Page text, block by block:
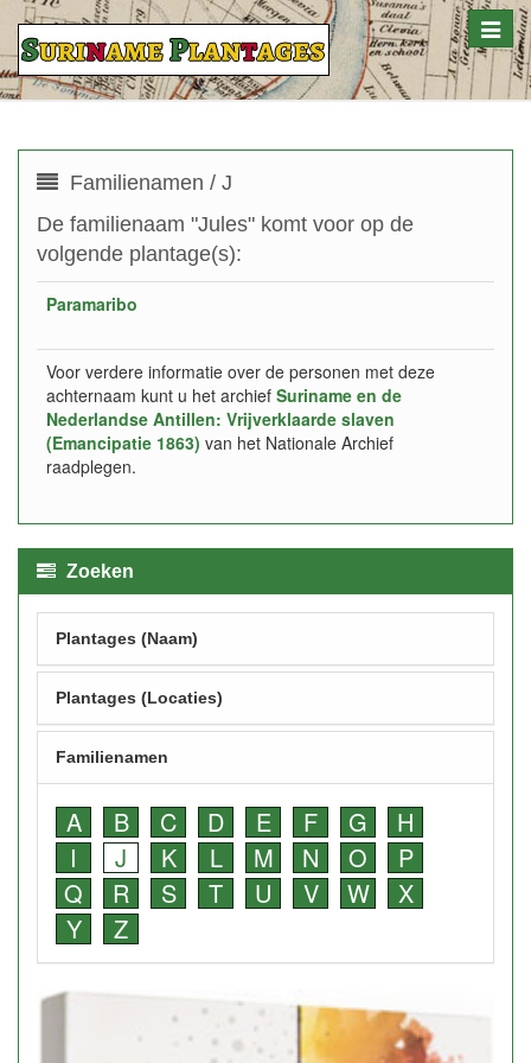
Toggle
Familienamen / J
De familienaam "Jules" komt voor op de
volgende plantage(s):
Paramaribo
Voor verdere informatie over de personen met deze
achternaam kunt u het archief Suriname en de
Nederlandse Antillen: Vrijverklaarde slaven
(Emancipatie 1863) van het Nationale Archief
raadplegen.
Zoeken
Plantages (Naam)
Plantages (Locaties)
Familienamen
A B C D E F G
H
I
J K L M N O
P
Q
R S T U V W
X
Y
Z